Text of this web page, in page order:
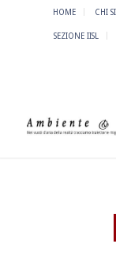
HOME CHI
SEZIONE IISL